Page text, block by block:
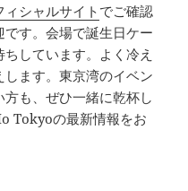
ィシャルサイト でご確認
す。会場で誕生日ケー
しています。よく冷え
ます。東京湾のイベン
方も、ぜひ一緒に乾杯し
Tokyoの最新情報をお